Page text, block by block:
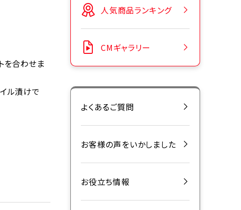
を合わせま
ル漬けで
人気商品ランキング
CMギャラリー
よくあるご質問
お客様の声をいかしました
お役立ち情報